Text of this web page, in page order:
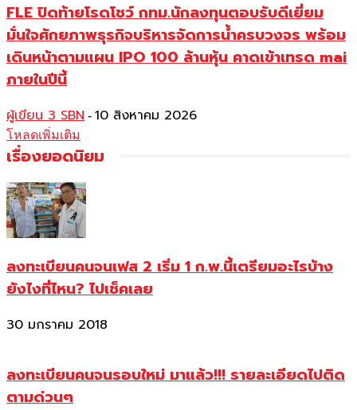
FLE ปิดท้ายโรดโชว์ กทม.นักลงทุนตอบรับดีเยี่ยม
มั่นใจศักยภาพธุรกิจบริหารจัดการน้ำครบวงจร พร้อม
เดินหน้าตามแผน IPO 100 ล้านหุ้น คาดเข้าเทรด mai
ภายในปีนี้
ผู้เขียน 3 SBN - 10 สิงหาคม 2026
โหลดเพิ่มเติม
เรื่องยอดนิยม
ลงทะเบียนคนจนเฟส 2 เริ่ม 1 ก.พ.นี้เตรียมอะไรบ้าง
ยังไงที่ไหน? ไปเช็คเลย
30 มกราคม 2018
ลงทะเบียนคนจนรอบใหม่ มาแล้ว!!! รายละเอียดไปติด
ตามด่วนๆ